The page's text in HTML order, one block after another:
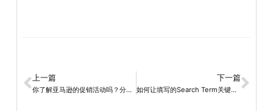
上一篇
你了解亚马逊的促销活动吗？分别有哪些呢？
下一篇
如何让填写的Search Term关键词符合亚马逊搜索机制?